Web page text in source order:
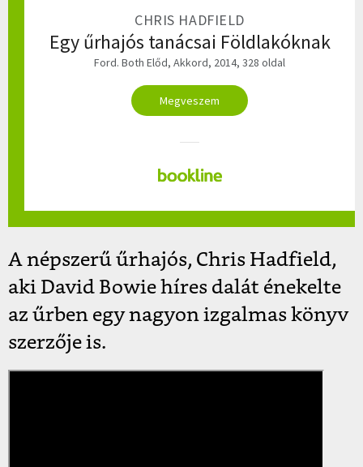
CHRIS HADFIELD
Egy űrhajós tanácsai Földlakóknak
Ford. Both Előd, Akkord, 2014, 328 oldal
Megveszem
A népszerű űrhajós, Chris Hadfield,
aki David Bowie híres dalát énekelte
az űrben egy nagyon izgalmas könyv
szerzője is.